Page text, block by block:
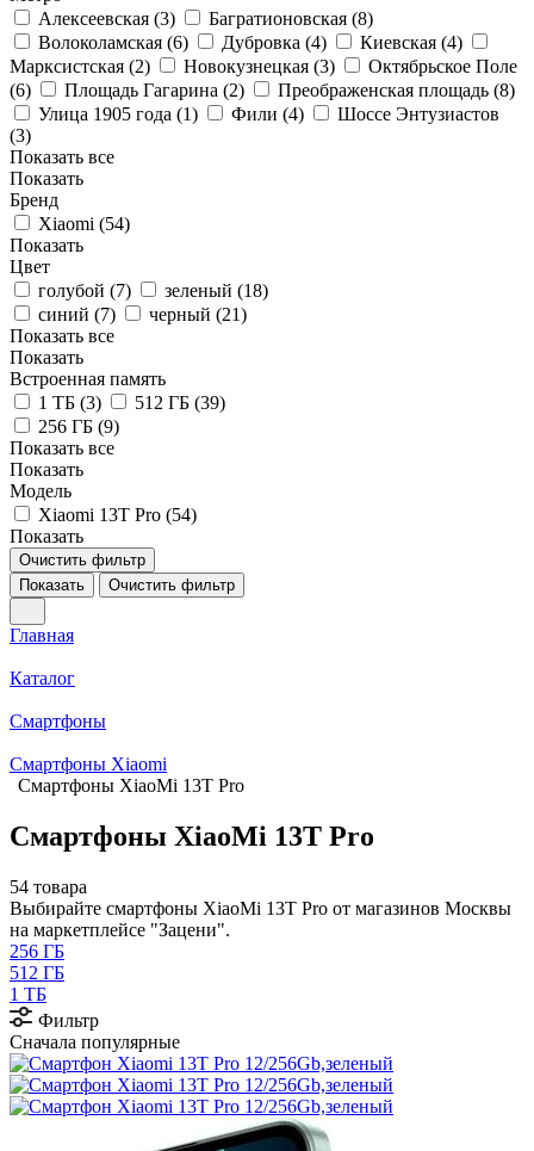
Алексеевская (3) Багратионовская (8)
Волоколамская (6) Дубровка (4) Киевская (4)
Марксистская (2) Новокузнецкая (3)
Октябрьское Поле
(6) Площадь Гагарина (2) Преображенская площадь (8)
Улица 1905 года (1) Фили (4)
Шоссе Энтузиастов
(3)
Показать все
Показать
Бренд
Xiaomi (54)
Показать
Цвет
голубой (7) зеленый (18)
синий (7) черный (21)
Показать все
Показать
Встроенная память
1 ТБ (3) 512 ГБ (39)
256 ГБ (9)
Показать все
Показать
Модель
Xiaomi 13T Pro (54)
Показать
Очистить фильтр
Показать
Очистить фильтр
Главная
Каталог
Смартфоны
Смартфоны Xiaomi
Смартфоны XiaoMi 13T Pro
Смартфоны XiaoMi 13T Pro
54 товара
Выбирайте смартфоны XiaoMi 13T Pro от магазинов Москвы
на маркетплейсе "Зацени".
256 ГБ
512 ГБ
1 ТБ
Фильтр
Сначала популярные